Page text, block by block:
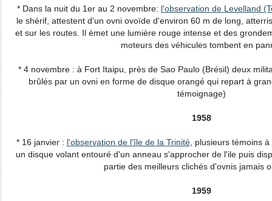
* Dans la nuit du 1er au 2 novembre: l'observation de Levelland
le shérif, attestent d'un ovni ovoïde d'environ 60 m de long,
et sur les routes. Il émet une lumière rouge intense et des
moteurs des véhicules tombent en
* 4 novembre : à Fort Itaipu, près de Sao Paulo (Brésil) deux
brûlés par un ovni en forme de disque orangé qui repart à
témoignage)
1958
* 16 janvier : l'observation de l'île de la Trinité, plusieurs témoins
un disque volant entouré d'un anneau s'approcher de l'ile puis
partie des meilleurs clichés d'ovnis jamais
1959